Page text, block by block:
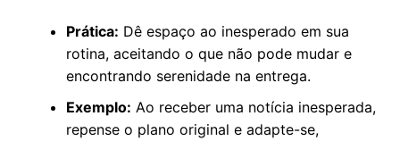
Prática: Dê espaço ao inesperado em sua
rotina, aceitando o que não pode mudar e
encontrando serenidade na entrega.
Exemplo: Ao receber uma notícia inesperada,
repense o plano original e adapte-se,